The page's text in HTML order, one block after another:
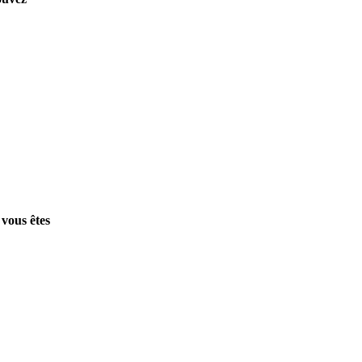
êtes